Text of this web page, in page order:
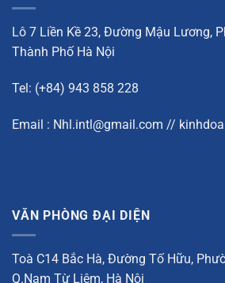
Lô 7 Liền Kề 23, Đường Mậu Lương,
Thành Phố Hà Nội
Tel: (+84) 943 858 228
Email : Nhl.intl@gmail.com //
VĂN PHÒNG ĐẠI DIỆN
Toà C14 Bắc Hà, Đường Tố Hữu,
Q.Nam Từ Liêm, Hà Nội